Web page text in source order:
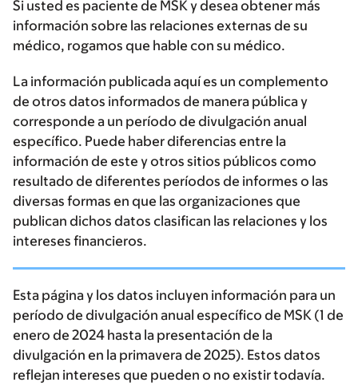
Si usted es paciente de MSK y desea obtener más
información sobre las relaciones externas de su
médico, rogamos que hable con su médico.
La información publicada aquí es un complemento
de otros datos informados de manera pública y
corresponde a un período de divulgación anual
específico. Puede haber diferencias entre la
información de este y otros sitios públicos como
resultado de diferentes períodos de informes o las
diversas formas en que las organizaciones que
publican dichos datos clasifican las relaciones y los
intereses financieros.
Esta página y los datos incluyen información para un
período de divulgación anual específico de MSK (1 de
enero de 2024 hasta la presentación de la
divulgación en la primavera de 2025). Estos datos
reflejan intereses que pueden o no existir todavía.